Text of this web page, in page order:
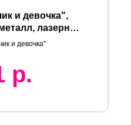
и девочка",
лазерная
и девочка"
р.